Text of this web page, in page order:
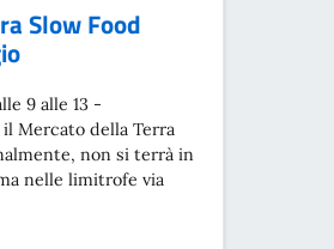
Slow Food
9 alle 13 -
il Mercato della Terra
non si terrà in
nelle limitrofe via